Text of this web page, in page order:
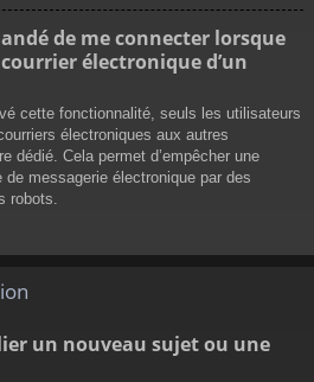
de me connecter lorsque
électronique d’un
cette fonctionnalité, seuls les utilisateurs
électroniques aux autres
dédié. Cela permet d’empêcher une
messagerie électronique par des
robots.
un nouveau sujet ou une